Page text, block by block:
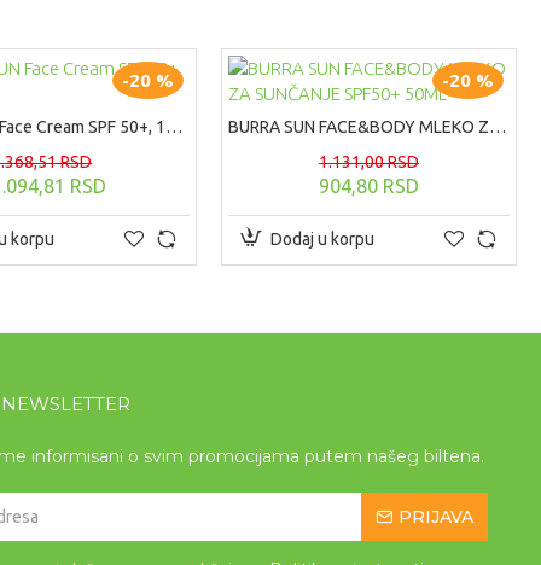
-20 %
BURRA SUN Face Cream SPF 50+, 100ml
RSD
RSD
korpu
-20 %
BURRA SUN FACE&BODY MLEKO ZA SUNČANJE SPF50+ 50ML
904,80 RSD
1.131,00 RSD
Dodaj u korpu
informisani o svim promocijama putem našeg biltena.
PRIJAVA